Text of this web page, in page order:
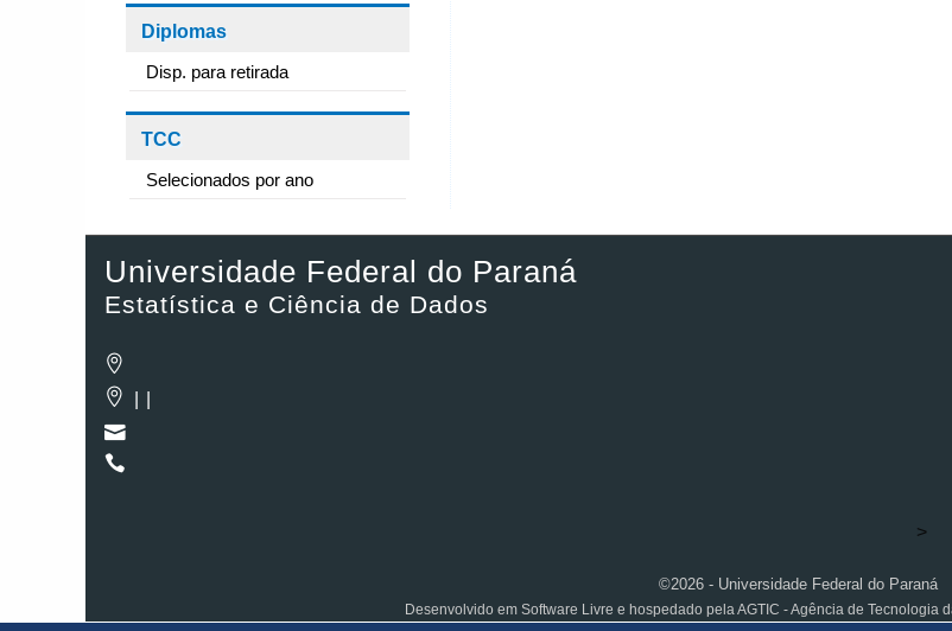
Diplomas
Disp. para retirada
TCC
Selecionados por ano
Universidade Federal do Paraná
Estatística e Ciência de Dados
>
©2026 - Universidade Federal do Paraná
Desenvolvido em Software Livre e hospedado pela AGTIC - Agência de Tecnologia